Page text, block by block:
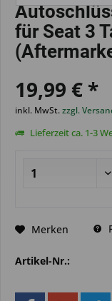
für Seat 3
19,99 € *
inkl. MwSt.zzgl.
Lieferzeit ca. 1-3
Merken
Artikel-Nr.: